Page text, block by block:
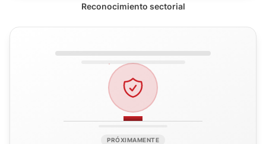
Reconocimiento sectorial
PRÓXIMAMENTE